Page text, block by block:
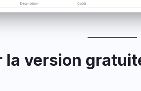
la version